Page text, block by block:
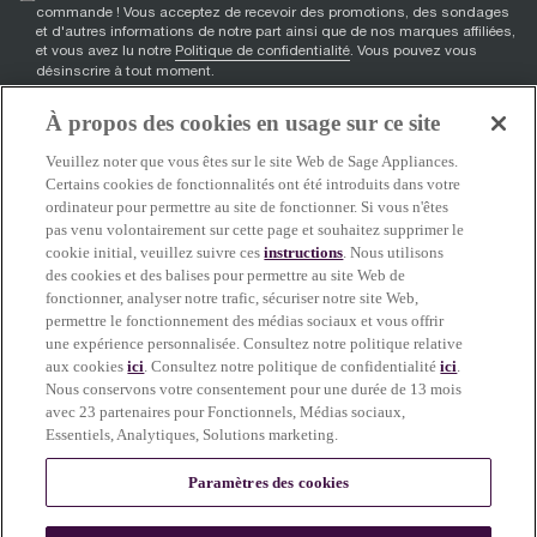
commande ! Vous acceptez de recevoir des promotions, des sondages
et d'autres informations de notre part ainsi que de nos marques affiliées,
et vous avez lu notre Politique de confidentialité. Vous pouvez vous
désinscrire à tout moment.
S'inscrire
facebook
opens in new tab)
youtube
(opens in new tab)
instagram
(opens in new tab)
Soutien
À propos de Sage
Certains contenus de ce site ont été créés ou améliorés à l’aide de l’IA. Les
À propos des cookies en usage sur ce site
Veuillez noter que vous êtes sur le site Web de Sage Appliances.
Certains cookies de fonctionnalités ont été introduits dans votre
ordinateur pour permettre au site de fonctionner. Si vous n'êtes
pas venu volontairement sur cette page et souhaitez supprimer le
cookie initial, veuillez suivre cesinstructions. Nous utilisons
des cookies et des balises pour permettre au site Web de
fonctionner, analyser notre trafic, sécuriser notre site Web,
permettre le fonctionnement des médias sociaux et vous offrir
une expérience personnalisée. Consultez notre politique relative
aux cookiesici. Consultez notre politique de confidentialitéici.
Nous conservons votre consentement pour une durée de 13 mois
avec 23 partenaires pour Fonctionnels, Médias sociaux,
Essentiels, Analytiques, Solutions marketing.
Paramètres des cookies